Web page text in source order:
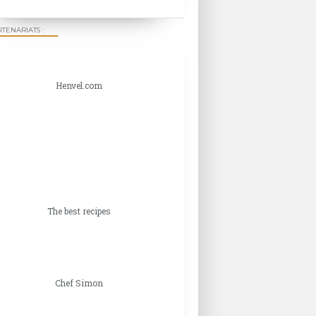
:
Henvel.com
The best recipes
Chef Simon